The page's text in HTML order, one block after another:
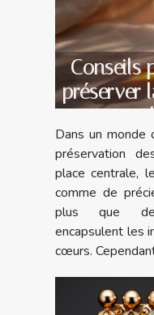
Conseils
préserver
Dans un monde
préservation
place centrale,
comme de
plus que de
encapsulent les
cœurs.